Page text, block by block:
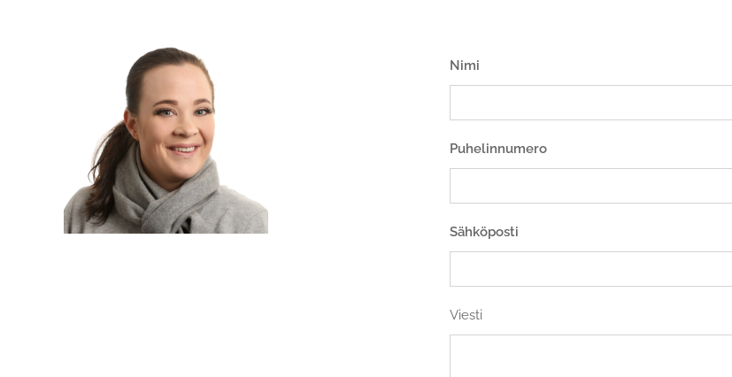
Nimi
Puhelinnumero
Sähköposti
Viesti